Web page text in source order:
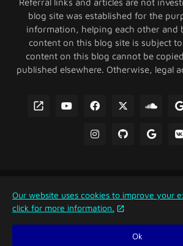
Referral links and articles are not
blog site was established for the
information, helping each other and
content on this blog site is subject
content on this blog cannot be
published elsewhere. Otherwise, legal
Copyright © 2021 - 2026 Referral
Reserved.
Home About Us
Privacy Policy & Cookie
Our website uses cookies to improve your
click for more information.
Ok